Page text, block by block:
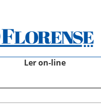
Ler on-line